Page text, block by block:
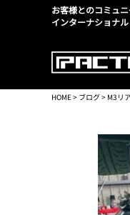
お客様とのコミュ
インターナショナ
HOME> ブログ> M3リ